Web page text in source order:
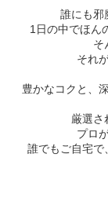
誰にも邪
1日の中でほん
そ
それ
豊かなコクと、
厳選さ
プロ
誰でもご自宅で